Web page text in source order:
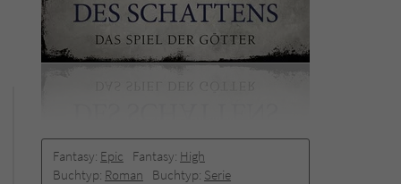
Fantasy: Epic Fantasy: High
Buchtyp: Roman Buchtyp: Serie